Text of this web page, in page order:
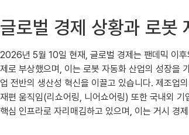
글로벌 경제 상황과 로봇
2026년 5월 10일 현재, 글로벌 경제는 팬데믹 이
제로 부상했으며, 이는 로봇 자동화 산업의 성장을
업 전반의 생산성 혁신을 이끌고 있습니다. 제조업
재편 움직임(리쇼어링, 니어쇼어링) 또한 국내외
핵심 인프라로 자리매김하고 있으며, 이는 거시 경